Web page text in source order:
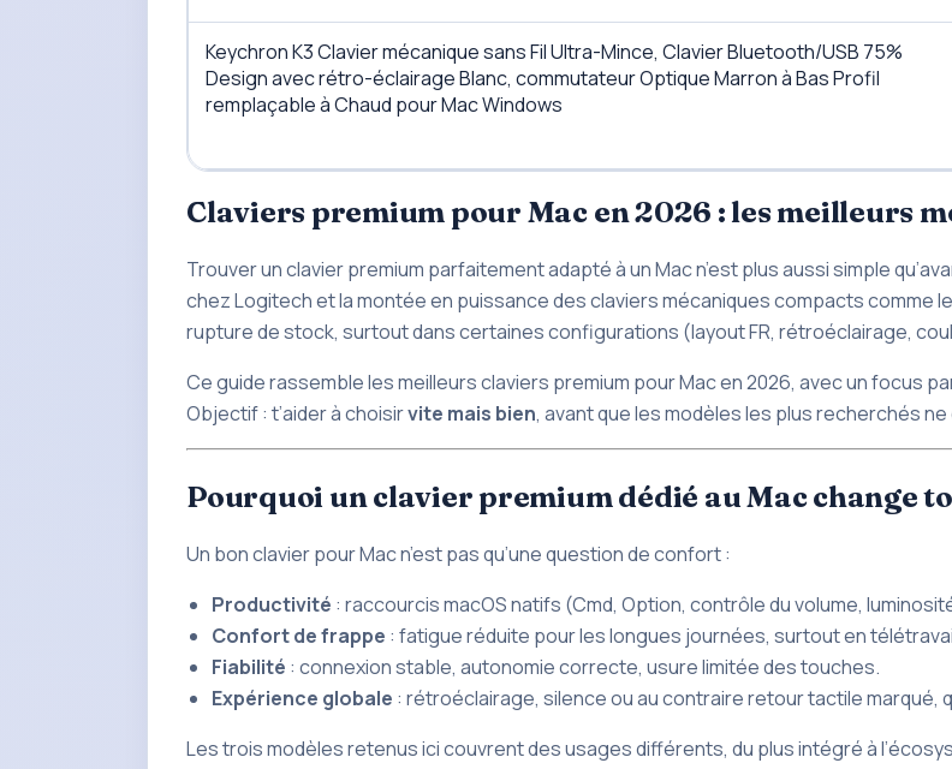
Keychron K3 Clavier mécanique sans Fil Ultra-Mince, Clavier Bluetooth/USB 75%
Design avec rétro-éclairage Blanc, commutateur Optique Marron à Bas Profil
remplaçable à Chaud pour Mac Windows
Claviers premium pour Mac en 2026 : les meilleurs
Trouver un clavier premium parfaitement adapté à un Mac n’est plus aussi simple
chez Logitech et la montée en puissance des claviers mécaniques compacts comme
rupture de stock, surtout dans certaines configurations (layout FR, rétroéclairage,
Ce guide rassemble les meilleurs claviers premium pour Macen 2026, avec un focus
Objectif : t’aider à choisirvite mais bien, avant que les modèles les plus recherchés
Pourquoi un clavier premium dédié au Mac change
Un bonclavier pourMac n’est pas qu’une question de confort :
Productivité : raccourcis macOS natifs (Cmd, Option, contrôle du volume,
Confort de frappe : fatigue réduite pour les longues journées, surtout en
Fiabilité : connexion stable, autonomie correcte, usure limitée des touches.
Expérience globale : rétroéclairage, silence ou au contraire retour tactile marqué,
Les trois modèles retenus ici couvrent des usages différents, du plus intégré à